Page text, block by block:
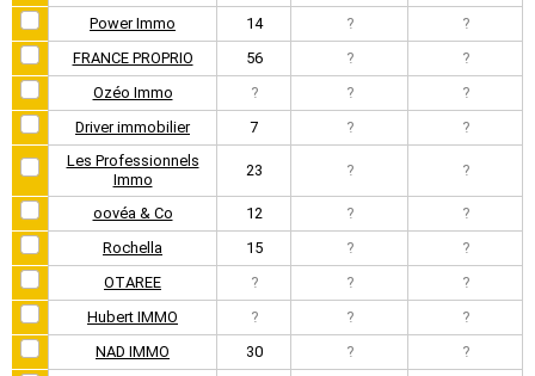
Power Immo
14 ?
?
FRANCE PROPRIO
56 ?
?
Ozéo Immo
? ?
?
Driver immobilier
7 ?
?
Les Professionnels
Immo
23 ? ?
oovéa & Co 12 ?
?
Rochella
15 ?
?
OTAREE
? ?
?
Hubert IMMO
? ?
?
NAD IMMO
30 ?
?